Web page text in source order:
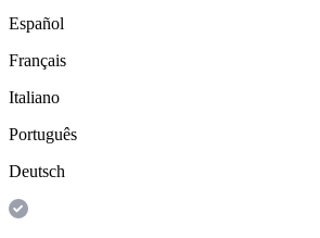
Español
Français
Italiano
Português
Deutsch